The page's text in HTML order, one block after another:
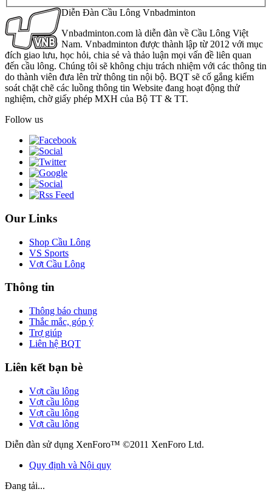
Diễn Đàn Cầu Lông Vnbadminton
Vnbadminton.com là diễn đàn về Cầu Lông Việt
Nam. Vnbadminton được thành lập từ 2012 với mục
đích giao lưu, học hỏi, chia sẻ và thảo luận mọi vấn đề liên quan
đến cầu lông. Chúng tôi sẽ không chịu trách nhiệm với các thông tin
do thành viên đưa lên trừ thông tin nội bộ. BQT sẽ cố gắng kiểm
soát chặt chẽ các luồng thông tin Website đang hoạt động thử
nghiệm, chờ giấy phép MXH của Bộ TT & TT.
Follow us
Our Links
Shop Cầu Lông
VS Sports
Vợt Cầu Lông
Thông tin
Thông báo chung
Thắc mắc, góp ý
Trợ giúp
Liên hệ BQT
Liên kết bạn bè
Vợt cầu lông
Vợt cầu lông
Vợt cầu lông
Vợt cầu lông
Diễn đàn sử dụng XenForo™ ©2011 XenForo Ltd.
Quy định và Nội quy
Đang tải...